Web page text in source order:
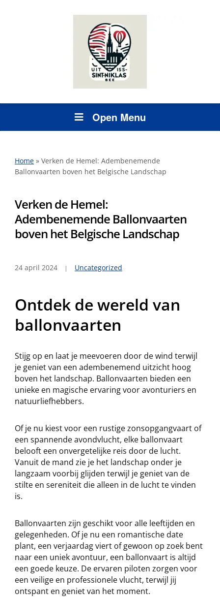
Open Menu
Home » Verken de Hemel: Adembenemende
Ballonvaarten boven het Belgische Landschap
Verken de Hemel:
Adembenemende Ballonvaarten
boven het Belgische Landschap
24 april 2024 Uncategorized
Ontdek de wereld van
ballonvaarten
Stijg op en laat je meevoeren door de wind terwijl
je geniet van een adembenemend uitzicht hoog
boven het landschap. Ballonvaarten bieden een
unieke en magische ervaring voor avonturiers en
natuurliefhebbers.
Of je nu kiest voor een rustige zonsopgangvaart of
een spannende avondvlucht, elke ballonvaart
belooft een onvergetelijke reis door de lucht.
Vanuit de mand zie je het landschap onder je
langzaam voorbij glijden terwijl je geniet van de
stilte en sereniteit die alleen in de lucht te vinden
is.
Ballonvaarten zijn geschikt voor alle leeftijden en
gelegenheden. Of je nu een romantische date
plant, een verjaardag viert of gewoon op zoek bent
naar een uniek avontuur, een ballonvaart is altijd
een goede keuze. De ervaren piloten zorgen voor
een veilige en professionele vlucht, terwijl jij
ontspant en geniet van het moment.